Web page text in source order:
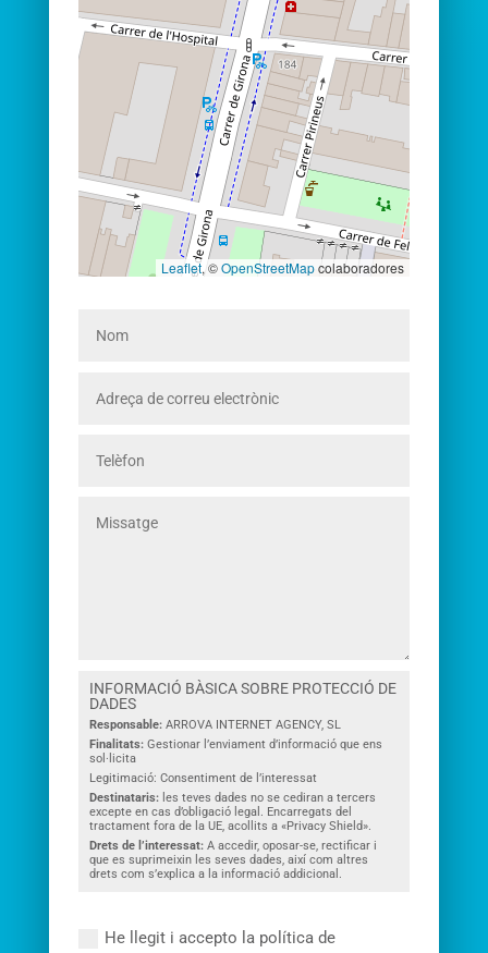
Leaflet, ©OpenStreetMapcolaboradores
INFORMACIÓ BÀSICA SOBRE PROTECCIÓ DE
DADES
Responsable: ARROVA INTERNET AGENCY, SL
Finalitats:Gestionar l’enviament d’informació que ens
sol·licita
Legitimació: Consentiment de l’interessat
Destinataris: les teves dades no se cediran a tercers
excepte en cas d’obligació legal. Encarregats del
tractament fora de la UE, acollits a «Privacy Shield».
Drets de l’interessat:A accedir, oposar-se, rectificar i
que es suprimeixin les seves dades, així com altres
drets com s’explica a la informació addicional.
He llegit i accepto la política de